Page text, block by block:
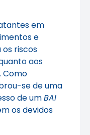
em
e
riscos
aos
Como
se de uma
de umBAI
os devidos